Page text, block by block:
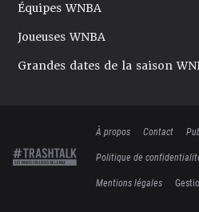
Équipes WNBA
Joueuses WNBA
Grandes dates de la saison
À propos Contact
Politique de
Mentions légales